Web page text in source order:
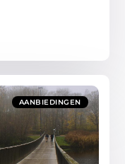
AANBIEDINGEN